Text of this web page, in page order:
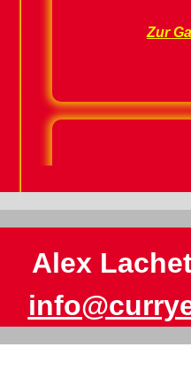
Zur
Wir
egal
mehr
Alex